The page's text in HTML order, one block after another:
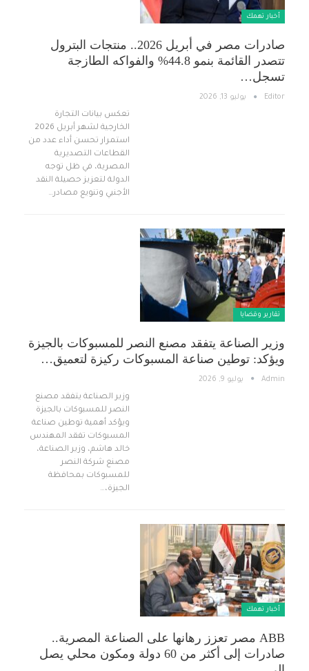
أخبار تهمك
صادرات مصر في أبريل 2026.. منتجات البترول
تتصدر القائمة بنمو 44.8% والفواكه الطازجة
تسجل…
Editor يوليو 13, 2026
تعكس بيانات التجارة
الخارجية لشهر أبريل 2026
استمرار تحسن أداء عدد من
القطاعات التصديرية
المصرية، في ظل توجه
الدولة لتعزيز حصيلة النقد
الأجنبي وتنويع مصادر…
تقارير وقضايا ​
وزير الصناعة يتفقد مصنع النصر للمسبوكات بالجيزة
ويؤكد: توطين صناعة المسبوكات ركيزة لتعميق…
Admin يوليو 9, 2026
وزير الصناعة يتفقد مصنع
النصر للمسبوكات بالجيزة
ويؤكد أهمية توطين صناعة
المسبوكات تفقد المهندس
خالد هاشم، وزير الصناعة،
مصنع شركة النصر
للمسبوكات بمحافظة
الجيزة،…
أخبار تهمك
ABB مصر تعزز رهانها على الصناعة المصرية..
صادرات إلى أكثر من 60 دولة ومكون محلي يصل